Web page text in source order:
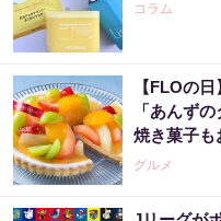
コラム
【FLOの
「あんず
焼き菓子も
グルメ